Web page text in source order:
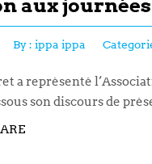
aux journées
By : ippa ippa
a représenté
son discours de